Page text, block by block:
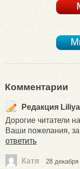
Комментарии
Редакция
Дорогие читатели
Ваши пожелания,
ответить
Катя 28